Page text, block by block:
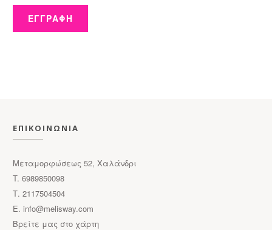
ΕΓΓΡΑΦΗ
ΕΠΙΚΟΙΝΩΝΙΑ
Μεταμορφώσεως 52, Χαλάνδρι
T. 6989850098
Τ. 2117504504
E. info@melisway.com
Βρείτε μας στο χάρτη